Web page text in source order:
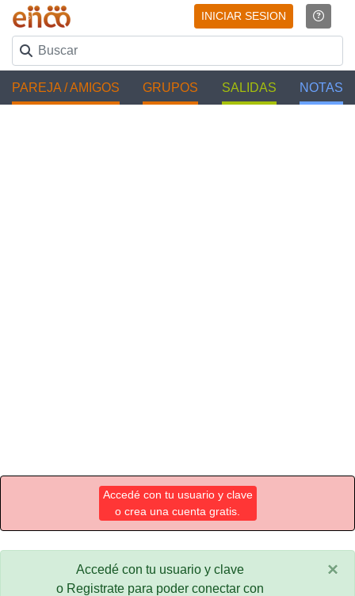
INICIAR SESION
PAREJA / AMIGOS GRUPOS SALIDAS NOTAS
Accedé con tu usuario y clave
o crea una cuenta gratis.
Accedé con tu usuario y clave
o Registrate para poder conectar con
×